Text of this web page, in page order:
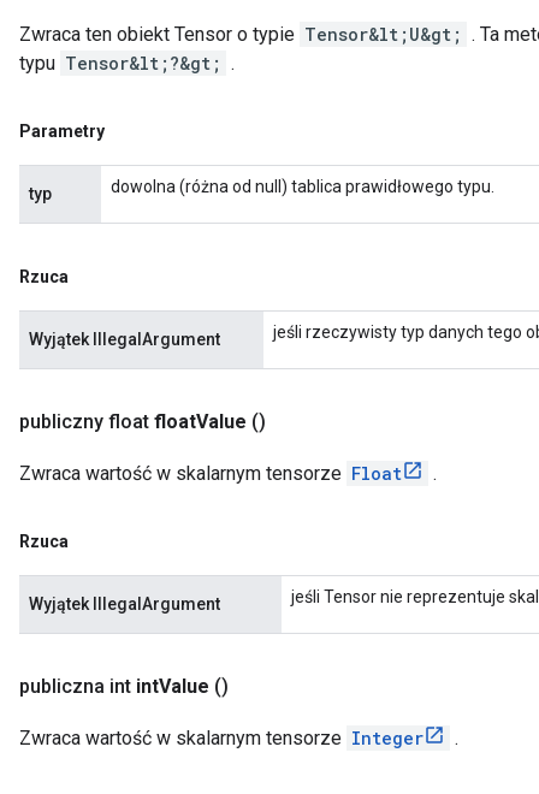
Zwraca ten obiekt Tensor o typie Tensor&lt;U&gt;
. Ta
typu Tensor&lt;?&gt; .
Parametry
typ dowolna (różna od null) tablica prawidłowego typu.
Rzuca
Wyjątek IllegalArgument jeśli rzeczywisty typ danych tego
publiczny float floatValue ()
Zwraca wartość w skalarnym tensorze Float .
Rzuca
Wyjątek IllegalArgument jeśli Tensor nie reprezentuje
publiczna int intValue ()
Zwraca wartość w skalarnym tensorze Integer .